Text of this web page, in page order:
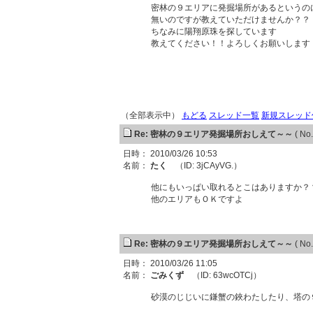
密林の９エリアに発掘場所があるというの
無いのですが教えていただけませんか？？
ちなみに陽翔原珠を探しています
教えてください！！よろしくお願いします
（全部表示中） もどる スレッド一覧 新規スレッ
Re: 密林の９エリア発掘場所おしえて～～ (
日時： 2010/03/26 10:53
名前： たく （ID: 3jCAyVG.）
他にもいっぱい取れるとこはありますか？
他のエリアもＯＫですよ
Re: 密林の９エリア発掘場所おしえて～～ (
日時： 2010/03/26 11:05
名前： ごみくず （ID: 63wcOTCj）
砂漠のじじいに鎌蟹の鋏わたしたり、塔